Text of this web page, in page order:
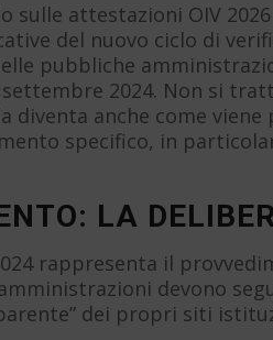
attestazioni OIV 2026
del nuovo ciclo di
pubbliche
settembre 2024. Non si
diventa anche come
specifico, in
LA
rappresenta il
devono
dei propri siti